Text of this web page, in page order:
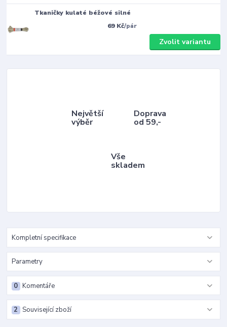
Tkaničky kulaté béžové silné
69 Kč/pár
Zvolit variantu
Největší
výběr
Doprava
od 59,-
Vše
skladem
Kompletní specifikace
Parametry
Komentáře
0
Související zboží
2